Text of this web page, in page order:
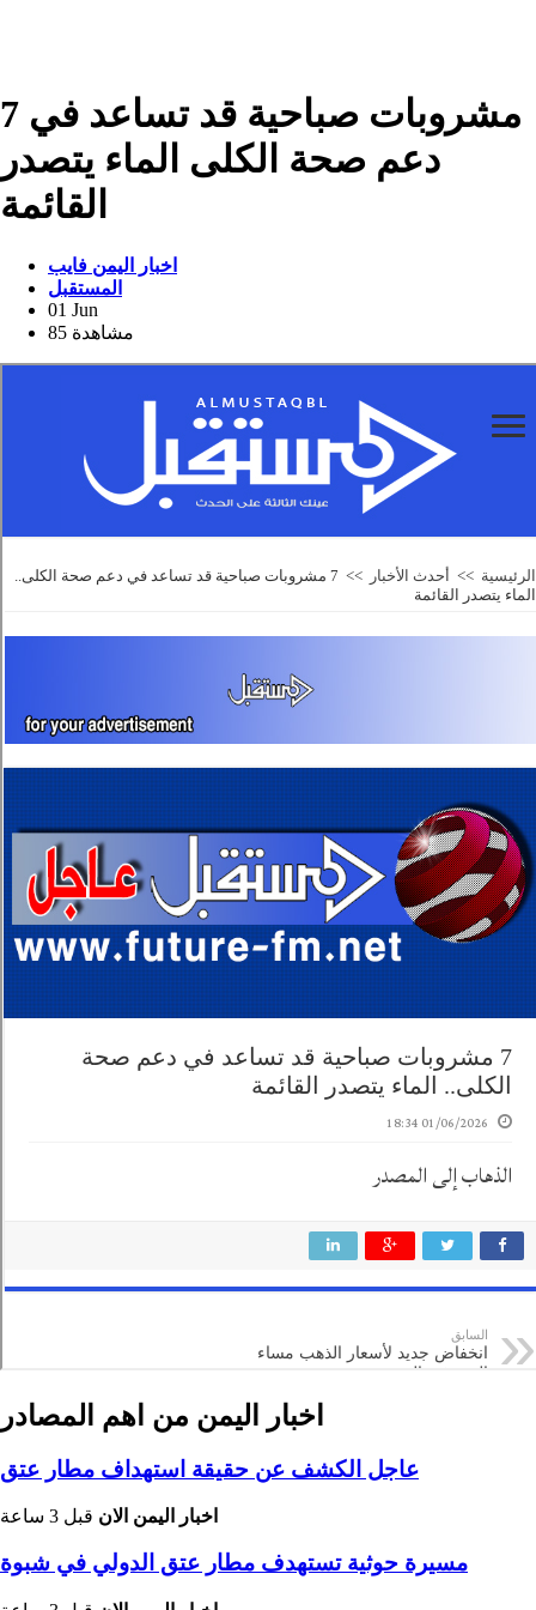
7 مشروبات صباحية قد تساعد في
دعم صحة الكلى الماء يتصدر
القائمة
اخبار اليمن فايب
المستقبل
01 Jun
85 مشاهدة
اخبار اليمن من اهم المصادر
عاجل الكشف عن حقيقة استهداف مطار عتق
اخبار اليمن الان قبل 3 ساعة
مسيرة حوثية تستهدف مطار عتق الدولي في شبوة